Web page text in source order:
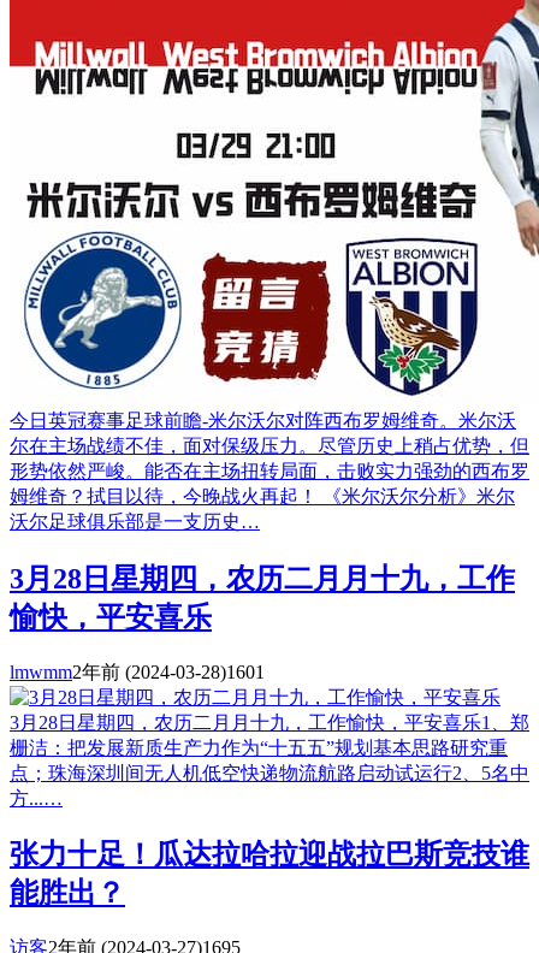
今日英冠赛事足球前瞻-米尔沃尔对阵西布罗姆维奇。米尔沃
尔在主场战绩不佳，面对保级压力。尽管历史上稍占优势，但
形势依然严峻。能否在主场扭转局面，击败实力强劲的西布罗
姆维奇？拭目以待，今晚战火再起！ 《米尔沃尔分析》米尔
沃尔足球俱乐部是一支历史…
3月28日星期四，农历二月月十九，工作
愉快，平安喜乐
lmwmm2年前 (2024-03-28)1601
3月28日星期四，农历二月月十九，工作愉快，平安喜乐1、郑
栅洁：把发展新质生产力作为“十五五”规划基本思路研究重
点；珠海深圳间无人机低空快递物流航路启动试运行2、5名中
方...…
张力十足！瓜达拉哈拉迎战拉巴斯竞技谁
能胜出？
访客2年前 (2024-03-27)1695